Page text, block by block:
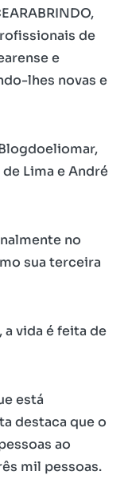
de
e
lhes novas e
Lima e André
no
sua terceira
a vida é feita de
está
destaca que o
ao
mil pessoas.